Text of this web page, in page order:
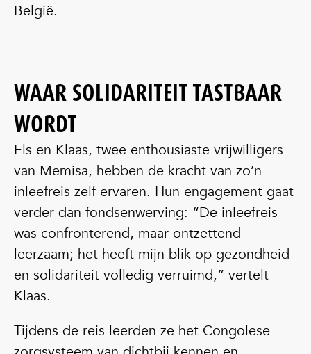
België.
WAAR SOLIDARITEIT TASTBAAR
WORDT
Els en Klaas, twee enthousiaste vrijwilligers
van Memisa, hebben de kracht van zo’n
inleefreis zelf ervaren. Hun engagement gaat
verder dan fondsenwerving: “De inleefreis
was confronterend, maar ontzettend
leerzaam; het heeft mijn blik op gezondheid
en solidariteit volledig verruimd,” vertelt
Klaas.
Tijdens de reis leerden ze het Congolese